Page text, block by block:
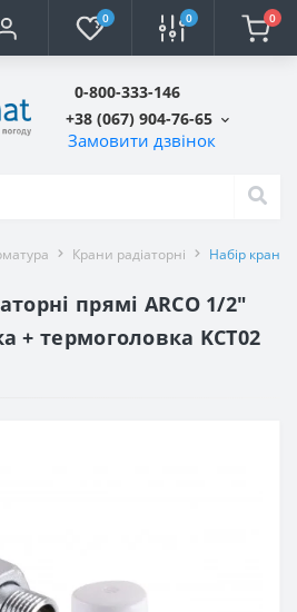
0 0 0
0-800-333-146
+38 (067) 904-76-65
Замовити дзвінок
Крани радіаторні Набір крани
прямі ARCO 1/2″
+ термоголовка KCT02